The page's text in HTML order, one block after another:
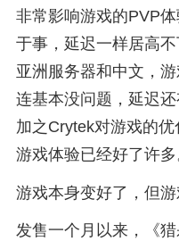
非常影响游戏的PVP
于事，延迟一样居高
亚洲服务器和中文，
连基本没问题，延迟
加之Crytek对游戏的
游戏体验已经好了许多
游戏本身变好了，但
发售一个月以来，《